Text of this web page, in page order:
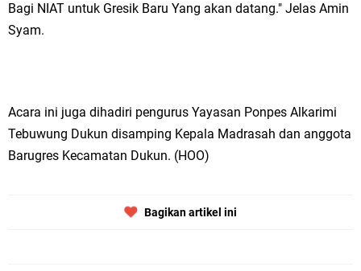
Ponpes Himmatul Khoiriyah Gelar Penyembelihan Hewan Qurban dari
Bersolek, Siap Meriahkan HUT Ke 81 RI
Bagi NIAT untuk Gresik Baru Yang akan datang." Jelas Amin
Syam.
Acara ini juga dihadiri pengurus Yayasan Ponpes Alkarimi
Tebuwung Dukun disamping Kepala Madrasah dan anggota
Barugres Kecamatan Dukun. (HOO)
Bagikan artikel ini